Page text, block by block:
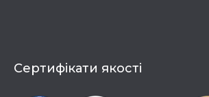
Сертифікати якості